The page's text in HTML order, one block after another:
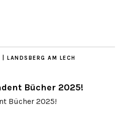
LANDSBERG AM LECH
Bücher 2025!